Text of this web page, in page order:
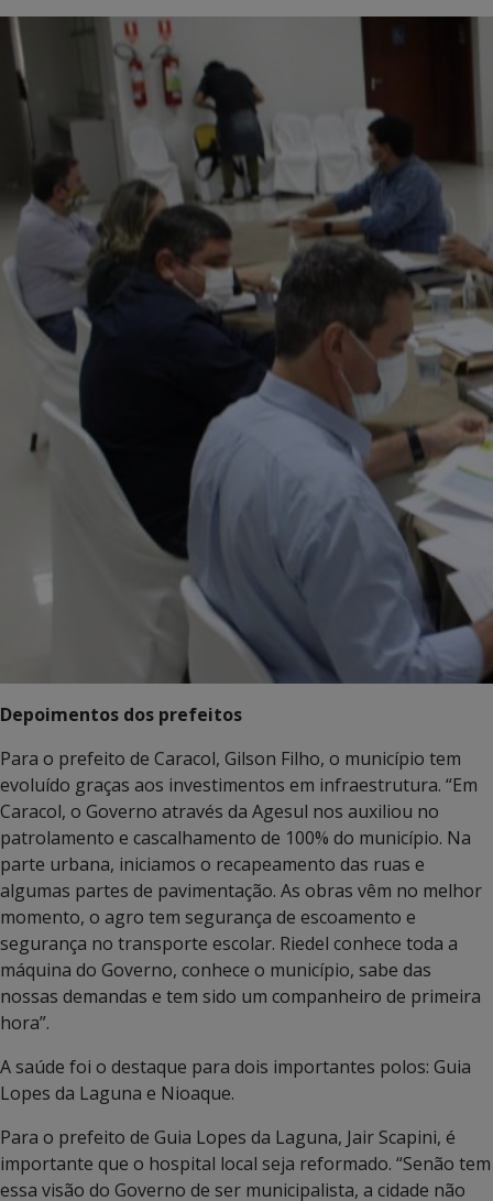
Depoimentos dos prefeitos
Para o prefeito de Caracol, Gilson Filho, o município tem
evoluído graças aos investimentos em infraestrutura. “Em
Caracol, o Governo através da Agesul nos auxiliou no
patrolamento e cascalhamento de 100% do município. Na
parte urbana, iniciamos o recapeamento das ruas e
algumas partes de pavimentação. As obras vêm no melhor
momento, o agro tem segurança de escoamento e
segurança no transporte escolar. Riedel conhece toda a
máquina do Governo, conhece o município, sabe das
nossas demandas e tem sido um companheiro de primeira
hora”.
A saúde foi o destaque para dois importantes polos: Guia
Lopes da Laguna e Nioaque.
Para o prefeito de Guia Lopes da Laguna, Jair Scapini, é
importante que o hospital local seja reformado. “Senão tem
essa visão do Governo de ser municipalista, a cidade não